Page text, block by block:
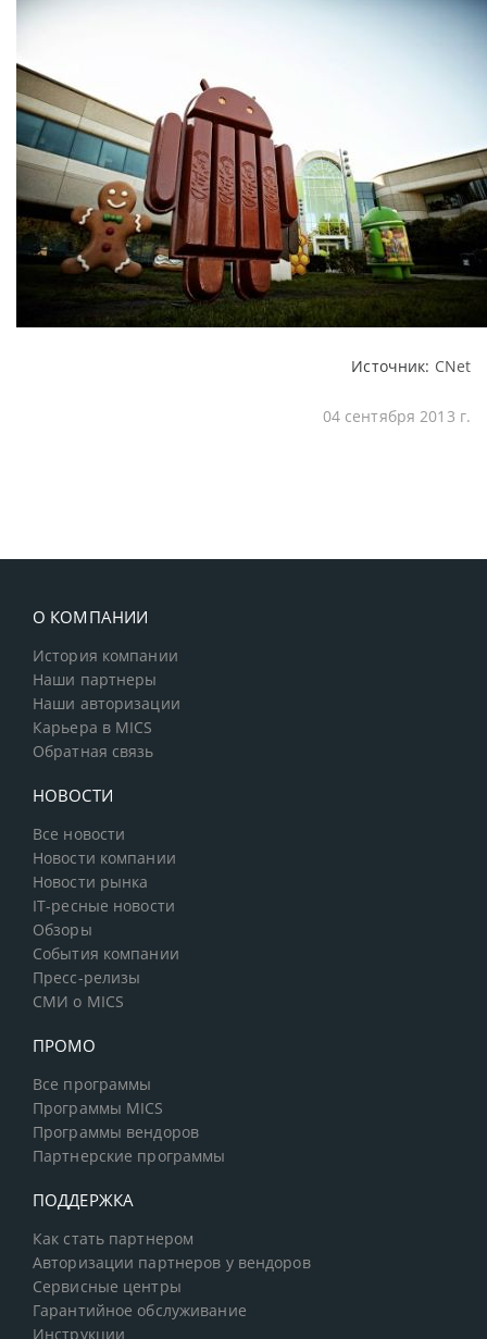
Источник: CNet
04 сентября 2013 г.
О КОМПАНИИ
История компании
Наши партнеры
Наши авторизации
Карьера в MICS
Обратная связь
НОВОСТИ
Все новости
Новости компании
Новости рынка
IT-ресные новости
Обзоры
События компании
Пресс-релизы
СМИ о MICS
ПРОМО
Все программы
Программы MICS
Программы вендоров
Партнерские программы
ПОДДЕРЖКА
Как стать партнером
Авторизации партнеров у вендоров
Сервисные центры
Гарантийное обслуживание
Инструкции